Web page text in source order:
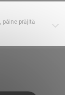
pâine prăjită